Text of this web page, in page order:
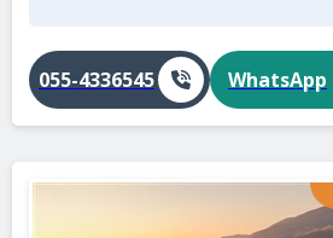
WhatsApp
055-4336545